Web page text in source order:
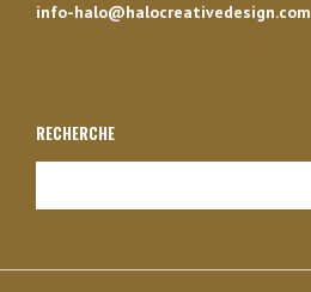
info-halo@halocreativedesign.com
RECHERCHE